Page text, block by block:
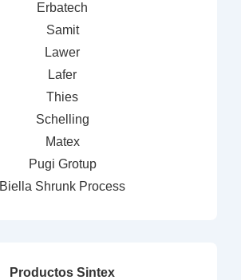
Erbatech
Samit
Lawer
Lafer
Thies
Schelling
Matex
Pugi Grotup
Biella Shrunk Process
Productos Sintex